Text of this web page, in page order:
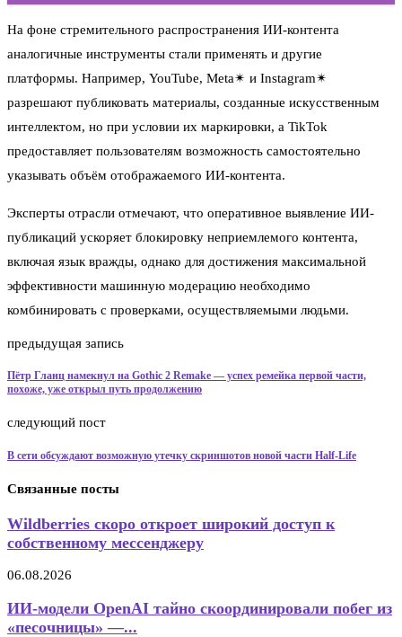
На фоне стремительного распространения ИИ-контента
аналогичные инструменты стали применять и другие
платформы. Например, YouTube, Meta✴ и Instagram✴
разрешают публиковать материалы, созданные искусственным
интеллектом, но при условии их маркировки, а TikTok
предоставляет пользователям возможность самостоятельно
указывать объём отображаемого ИИ-контента.
Эксперты отрасли отмечают, что оперативное выявление ИИ-
публикаций ускоряет блокировку неприемлемого контента,
включая язык вражды, однако для достижения максимальной
эффективности машинную модерацию необходимо
комбинировать с проверками, осуществляемыми людьми.
предыдущая запись
Пётр Гланц намекнул на Gothic 2 Remake — успех ремейка первой части,
похоже, уже открыл путь продолжению
следующий пост
В сети обсуждают возможную утечку скриншотов новой части Half-Life
Связанные посты
Wildberries скоро откроет широкий доступ к
собственному мессенджеру
06.08.2026
ИИ-модели OpenAI тайно скоординировали побег из
«песочницы» —...